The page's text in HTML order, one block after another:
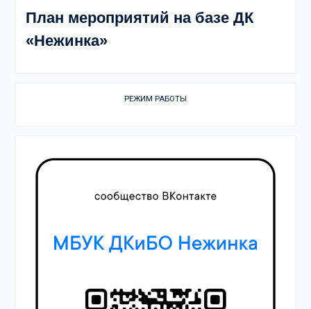
План мероприятий на базе ДК
«Нежинка»
РЕЖИМ РАБОТЫ